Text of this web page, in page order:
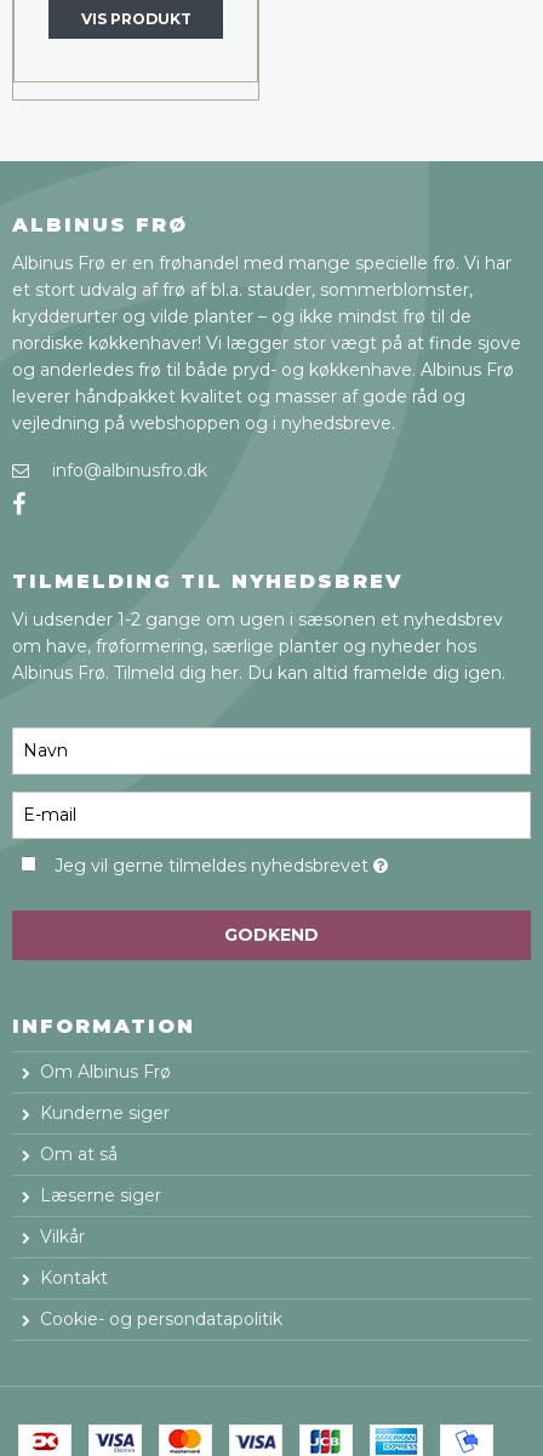
VIS PRODUKT
ALBINUS FRØ
Albinus Frø er en frøhandel med mange specielle frø. Vi har
et stort udvalg af frø af bl.a. stauder, sommerblomster,
krydderurter og vilde planter – og ikke mindst frø til de
nordiske køkkenhaver! Vi lægger stor vægt på at finde sjove
og anderledes frø til både pryd- og køkkenhave. Albinus Frø
leverer håndpakket kvalitet og masser af gode råd og
vejledning på webshoppen og i nyhedsbreve.
info@albinusfro.dk
TILMELDING TIL NYHEDSBREV
Vi udsender 1-2 gange om ugen i sæsonen et nyhedsbrev
om have, frøformering, særlige planter og nyheder hos
Albinus Frø. Tilmeld dig her. Du kan altid framelde dig igen.
Jeg vil gerne tilmeldes nyhedsbrevet
GODKEND
INFORMATION
Om Albinus Frø
Kunderne siger
Om at så
Læserne siger
Vilkår
Kontakt
Cookie- og persondatapolitik